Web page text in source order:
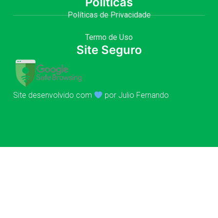
Políticas de Privacidade
Termo de Uso
Site Seguro
Site desenvolvido com por Julio Fernando